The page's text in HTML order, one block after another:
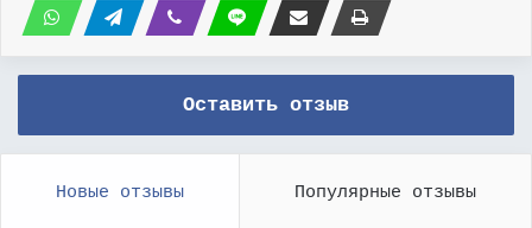
Оставить отзыв
Новые отзывы Популярные отзывы